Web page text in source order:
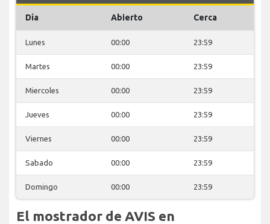
Día Abierto Cerca
Lunes 00:00 23:59
Martes 00:00 23:59
Miercoles 00:00 23:59
Jueves 00:00 23:59
Viernes 00:00 23:59
Sabado 00:00 23:59
Domingo 00:00 23:59
El mostrador de AVIS en